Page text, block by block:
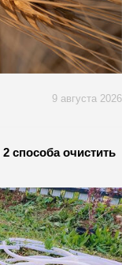
9 августа 2026
способа очистить